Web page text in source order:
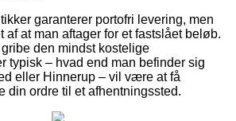
garanterer portofri levering, men
af at man aftager for et fastslået beløb.
den mindst kostelige
typisk – hvad end man befinder sig
eller Hinnerup – vil være at få
din ordre til et afhentningssted.